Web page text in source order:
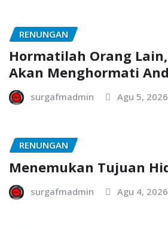
RENUNGAN
Hormatilah Orang
Akan Menghormati
surgafmadmin Agu 5, 2026
RENUNGAN
Menemukan Tujuan
surgafmadmin Agu 4, 2026